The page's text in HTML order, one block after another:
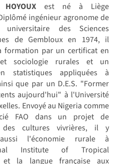
est né à Liège
ingénieur agronome de
des Sciences
de Gembloux en 1974, il
formation par un certificat en
sociologie rurales et un
statistiques appliquées à
que par un D.E.S. "Former
aujourd'hui" à l'Université
Envoyé au Nigeria comme
FAO dans un projet de
des cultures vivrières, il y
l'économie rurale à
Institute of Tropical
et la langue française aux